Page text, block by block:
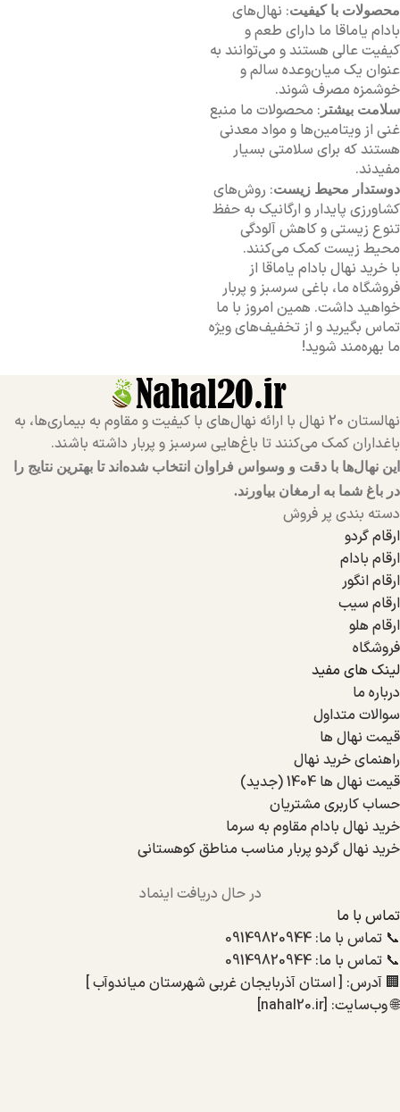
محصولات با کیفیت: نهال‌های
بادام یاماقا ما دارای طعم و
کیفیت عالی هستند و می‌توانند به
عنوان یک میان‌وعده سالم و
خوشمزه مصرف شوند.
سلامت بیشتر : محصولات ما منبع
غنی از ویتامین‌ها و مواد معدنی
هستند که برای سلامتی بسیار
مفیدند.
دوستدار محیط زیست: روش‌های
کشاورزی پایدار و ارگانیک به حفظ
تنوع زیستی و کاهش آلودگی
محیط زیست کمک می‌کنند.
با خرید نهال بادام یاماقا از
فروشگاه ما، باغی سرسبز و پربار
خواهید داشت. همین امروز با ما
تماس بگیرید و از تخفیف‌های ویژه
ما بهره‌مند شوید!
نهالستان 20 نهال با ارائه نهال‌های با کیفیت و مقاوم به بیماری‌ها، به
باغداران کمک می‌کنند تا باغ‌هایی سرسبز و پربار داشته باشند.
این نهال‌ها با دقت و وسواس فراوان انتخاب شده‌اند تا بهترین نتایج را
در باغ شما به ارمغان بیاورند.
دسته بندی پر فروش
ارقام گردو
ارقام بادام
ارقام انگور
ارقام سیب
ارقام هلو
فروشگاه
لینک های مفید
درباره ما
سوالات متداول
قیمت نهال ها
راهنمای خرید نهال
قیمت نهال ها 1404 (جدید)
حساب کاربری مشتریان
خرید نهال بادام مقاوم به سرما
خرید نهال گردو پربار مناسب مناطق کوهستانی
در حال دریافت اینماد
تماس با ما
📞 تماس با ما: 09149820944
📞 تماس با ما: 09149820944
🏢 آدرس: [ استان آذربایجان غربی شهرستان میاندوآب ]
🌐 وب‌سایت: [nahal20.ir]